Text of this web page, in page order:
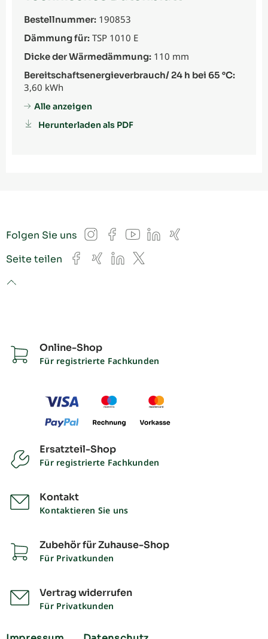
Bestellnummer: 190853
Dämmung für: TSP 1010 E
Dicke der Wärmedämmung: 110 mm
Bereitschaftsenergieverbrauch/ 24 h bei 65 °C:
3,60 kWh
Alle anzeigen
Herunterladen als PDF
Folgen Sie uns Instagram
Facebook
YouTube
LinkedIn
Xing
Seite teilen Facebook
XingLinkedIn
X
to top
Online-Shop
Für registrierte Fachkunden
Ersatzteil-Shop
Für registrierte Fachkunden
Kontakt
Kontaktieren Sie uns
Zubehör für Zuhause-Shop
Für Privatkunden
Vertrag widerrufen
Für Privatkunden